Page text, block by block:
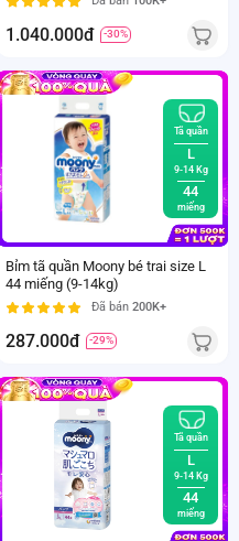
nhiên
1.040.000đ -30%
Tã quần
L
9-14 Kg
44
miếng
Bỉm tã quần Moony bé trai size L
44 miếng (9-14kg)
Đã bán 200K+
287.000đ -29%
Tã quần
L
9-14 Kg
44
miếng